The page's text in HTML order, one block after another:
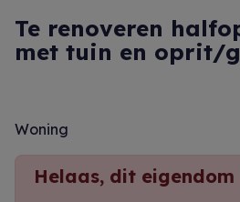
Te renoveren
met tuin en oprit/
Woning
Helaas, dit